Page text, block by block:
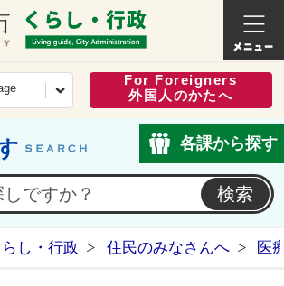
常総市公式ホームページ
くらし
For Foreigners
外国人のかたへ
各課から探す
らし・行政 住民のみなさんへ 医